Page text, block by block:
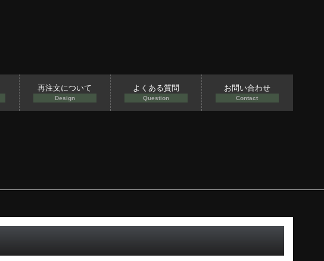
再注文について
Design
よくある質問
Question
お問い合わせ
Contact